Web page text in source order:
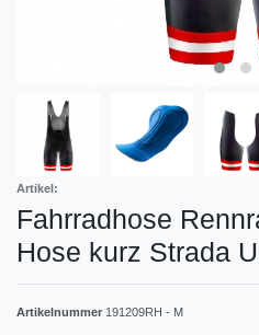
Artikel:
Fahrradhose
Hose kurz Strada
Artikelnummer 191209RH - M